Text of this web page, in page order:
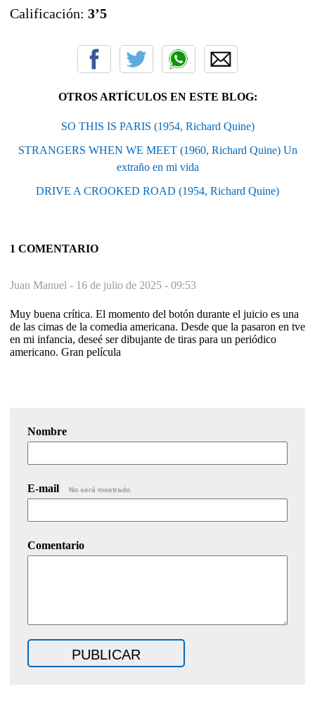
Calificación: 3’5
OTROS ARTÍCULOS EN ESTE BLOG:
SO THIS IS PARIS (1954, Richard Quine)
STRANGERS WHEN WE MEET (1960, Richard Quine) Un
extraño en mi vida
DRIVE A CROOKED ROAD (1954, Richard Quine)
1 COMENTARIO
Juan Manuel - 16 de julio de 2025 - 09:53
Muy buena crítica. El momento del botón durante el juicio es una
de las cimas de la comedia americana. Desde que la pasaron en tve
en mi infancia, deseé ser dibujante de tiras para un periódico
americano. Gran película
Nombre
E-mail No será mostrado.
Comentario